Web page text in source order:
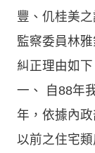
豐、仉桂美
監察委員林
糾正理由如下
一、 自88年
年，依據內
以前之住宅